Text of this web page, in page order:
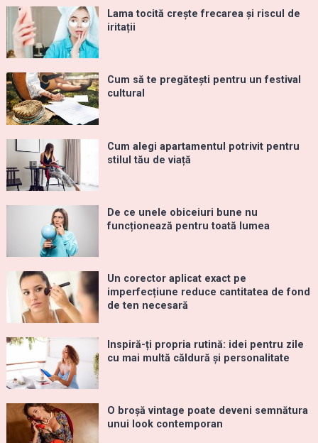
Lama tocită crește frecarea și riscul de
iritații
Cum să te pregătești pentru un festival
cultural
Cum alegi apartamentul potrivit pentru
stilul tău de viață
De ce unele obiceiuri bune nu
funcționează pentru toată lumea
Un corector aplicat exact pe
imperfecțiune reduce cantitatea de fond
de ten necesară
Inspiră-ți propria rutină: idei pentru zile
cu mai multă căldură și personalitate
O broșă vintage poate deveni semnătura
unui look contemporan